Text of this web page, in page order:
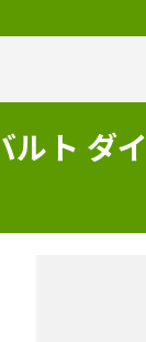
ルト ダイ